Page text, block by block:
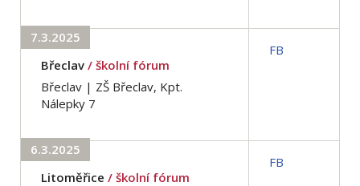
7.3.2025
Břeclav / školní fórum
Břeclav | ZŠ Břeclav, Kpt.
Nálepky 7
FB
6.3.2025
Litoměřice / školní fórum
FB